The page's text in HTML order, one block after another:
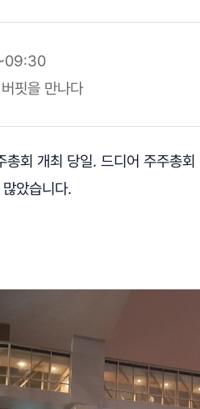
핏을 만나다
총회 개최 당일. 드디어 주주총
았습니다.